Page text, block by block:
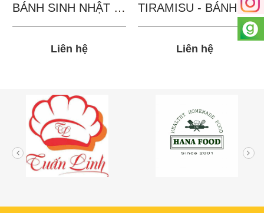
BÁNH SINH NHẬT IN...
Liên hệ
TIRAMISU - BÁNH TẶNG...
Liên hệ